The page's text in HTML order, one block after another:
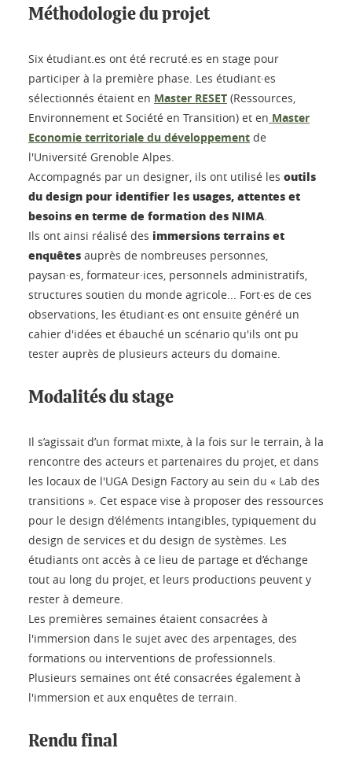
Méthodologie du projet
Six étudiant.es ont été recruté.es en stage pour
participer à la première phase. Les étudiant·es
sélectionnés étaient en Master RESET (Ressources,
Environnement et Société en Transition) et en Master
Economie territoriale du développement de
l'Université Grenoble Alpes.
Accompagnés par un designer, ils ont utilisé les outils
du design pour identifier les usages, attentes et
besoins en terme de formation des NIMA.
Ils ont ainsi réalisé des immersions terrains et
enquêtes auprès de nombreuses personnes,
paysan·es, formateur·ices, personnels administratifs,
structures soutien du monde agricole... Fort·es de ces
observations, les étudiant·es ont ensuite généré un
cahier d'idées et ébauché un scénario qu'ils ont pu
tester auprès de plusieurs acteurs du domaine.
Modalités du stage
Il s’agissait d’un format mixte, à la fois sur le terrain, à la
rencontre des acteurs et partenaires du projet, et dans
les locaux de l'UGA Design Factory au sein du « Lab des
transitions ». Cet espace vise à proposer des ressources
pour le design d’éléments intangibles, typiquement du
design de services et du design de systèmes. Les
étudiants ont accès à ce lieu de partage et d’échange
tout au long du projet, et leurs productions peuvent y
rester à demeure.
Les premières semaines étaient consacrées à
l'immersion dans le sujet avec des arpentages, des
formations ou interventions de professionnels.
Plusieurs semaines ont été consacrées également à
l'immersion et aux enquêtes de terrain.
Rendu final